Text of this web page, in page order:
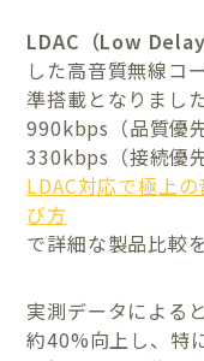
LDAC（Low
した高音質無線コ
準搭載となりまし
990kbps（品質優
330kbps（接続優
LDAC対応で極上
び方
で詳細な製品比較
実測データによる
約40%向上し、特